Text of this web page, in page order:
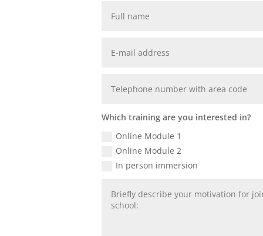
Which training are you interested in?
Online Module 1
Online Module 2
In person immersion